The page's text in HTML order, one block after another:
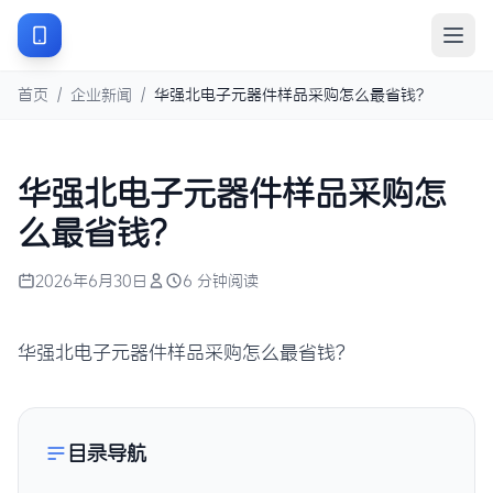
首页 / 企业新闻 / 华强北电子元器件样品采购怎么最省钱？
华强北电子元器件样品采购怎
么最省钱？
2026年6月30日 6 分钟阅读
华强北电子元器件样品采购怎么最省钱？
目录导航